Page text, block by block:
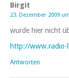
Birgit
23. Dezember 2009
wurde hier nicht
http://www.radio-
Antworten